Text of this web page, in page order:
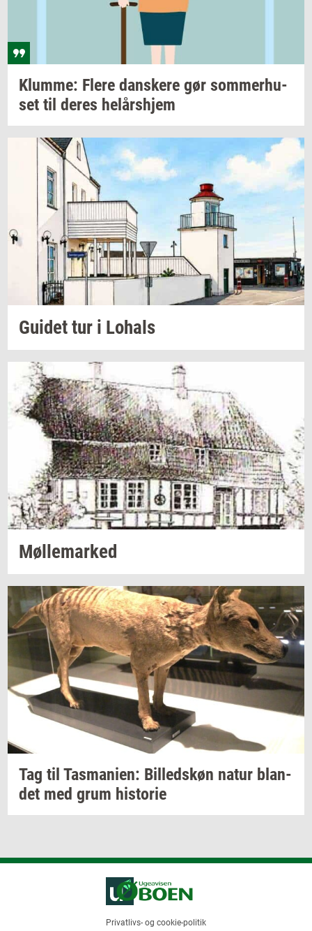
Klum­me: Flere dan­ske­re gør som­mer­hu­
set til deres helårs­hjem
Gu­i­dettur i Lo­hals
Møl­le­mar­ked
Tag til Tas­ma­ni­en: Bil­leds­køn natur blan­
det med grum hi­sto­rie
Privatlivs- og cookie-politik